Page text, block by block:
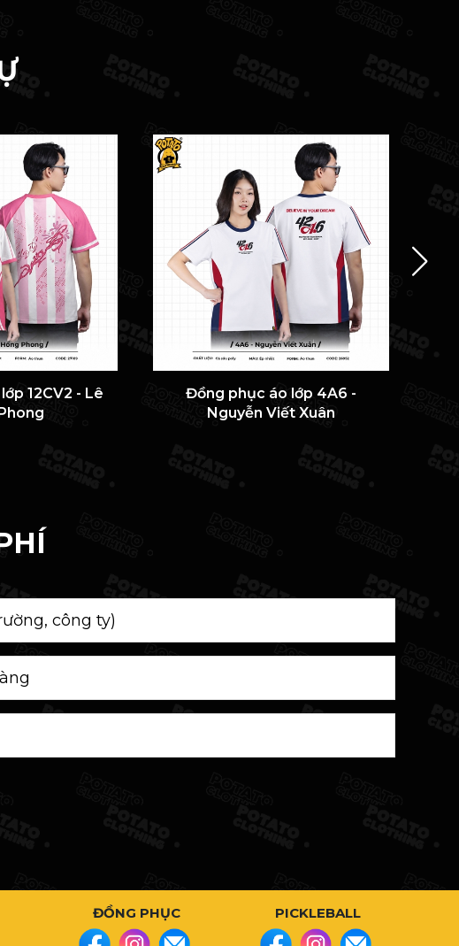
12CV2 - Lê
Đồng phục áo lớp 4A6 -
Nguyễn Viết Xuân
ĐỒNG PHỤC PICKLEBALL